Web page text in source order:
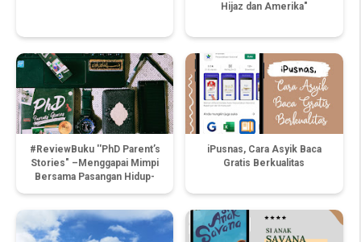
Hijaz dan Amerika"
#ReviewBuku ''PhD Parent’s
Stories" –Menggapai Mimpi
Bersama Pasangan Hidup-
iPusnas, Cara Asyik Baca
Gratis Berkualitas